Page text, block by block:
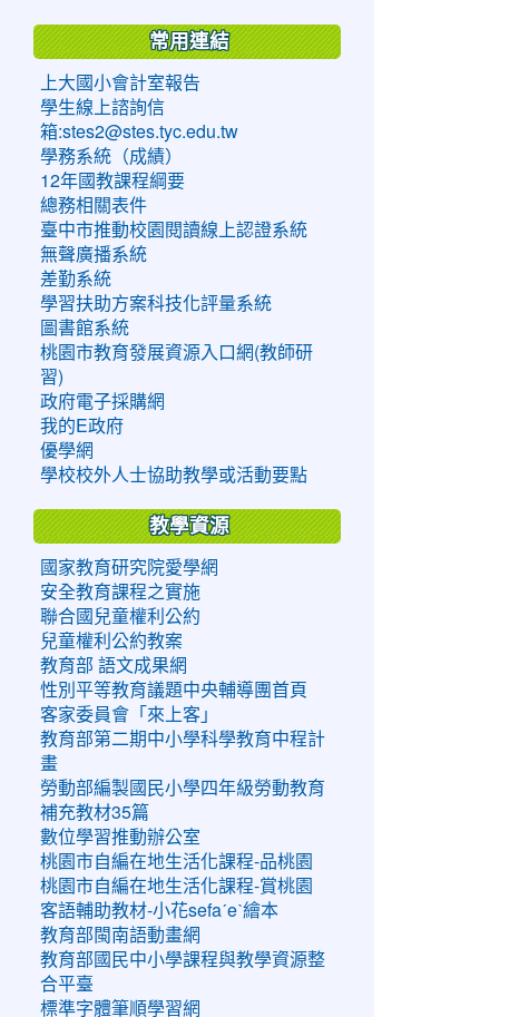
常用連結
上大國小會計室報告
學生線上諮詢信
箱:stes2@stes.tyc.edu.tw
學務系統（成績）
12年國教課程綱要
總務相關表件
臺中市推動校園閱讀線上認證系統
無聲廣播系統
差勤系統
學習扶助方案科技化評量系統
圖書館系統
桃園市教育發展資源入口網(教師研
習)
政府電子採購網
我的E政府
優學網
學校校外人士協助教學或活動要點
教學資源
國家教育研究院愛學網
安全教育課程之實施
聯合國兒童權利公約
兒童權利公約教案
教育部 語文成果網
性別平等教育議題中央輔導團首頁
客家委員會「來上客」
教育部第二期中小學科學教育中程計
畫
勞動部編製國民小學四年級勞動教育
補充教材35篇
數位學習推動辦公室
桃園市自編在地生活化課程-品桃園
桃園市自編在地生活化課程-賞桃園
客語輔助教材-小花sefaˊeˋ繪本
教育部閩南語動畫網
教育部國民中小學課程與教學資源整
合平臺
標準字體筆順學習網